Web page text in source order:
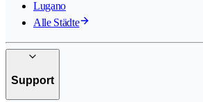
Lugano
Alle Städte
Support